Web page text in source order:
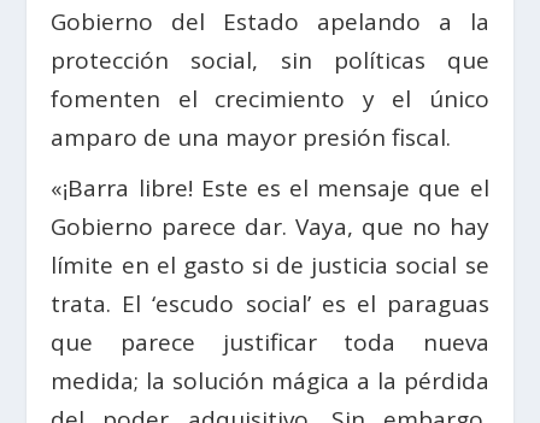
Gobierno del Estado apelando a la
protección social, sin políticas que
fomenten el crecimiento y el único
amparo de una mayor presión fiscal.
«¡Barra libre! Este es el mensaje que el
Gobierno parece dar. Vaya, que no hay
límite en el gasto si de justicia social se
trata. El ‘escudo social’ es el paraguas
que parece justificar toda nueva
medida; la solución mágica a la pérdida